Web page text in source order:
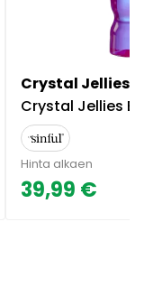
Crystal Jellies
Crystal Jellies Big Boy
Hinta alkaen
39,99 €